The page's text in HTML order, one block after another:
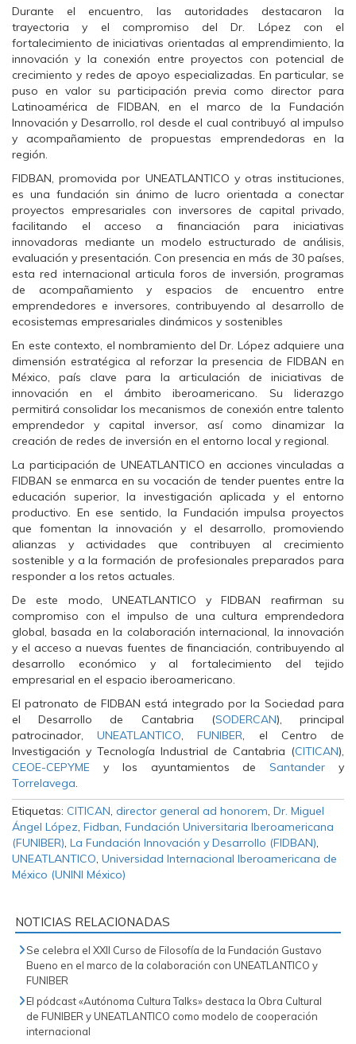
o
k
(
S
e
a
b
e
e
u
n
a
v
n
a
n
a
n
u
e
v
a
)
r
(
S
e
a
b
r
e
n
n
a
v
t
n
u
e
v
a
)
p
S
e
a
b
e
e
u
n
a
n
t
a
n
u
e
v
a
)
Durante el encuentro, las autoridades destacaron la
trayectoria y el compromiso del Dr. López con el
fortalecimiento de iniciativas orientadas al emprendimiento, la
innovación y la conexión entre proyectos con potencial de
crecimiento y redes de apoyo especializadas. En particular, se
puso en valor su participación previa como director para
Latinoamérica de FIDBAN, en el marco de la Fundación
Innovación y Desarrollo, rol desde el cual contribuyó al impulso
y acompañamiento de propuestas emprendedoras en la
región.
FIDBAN, promovida por UNEATLANTICO y otras instituciones,
es una fundación sin ánimo de lucro orientada a conectar
proyectos empresariales con inversores de capital privado,
facilitando el acceso a financiación para iniciativas
innovadoras mediante un modelo estructurado de análisis,
evaluación y presentación. Con presencia en más de 30 países,
esta red internacional articula foros de inversión, programas
de acompañamiento y espacios de encuentro entre
emprendedores e inversores, contribuyendo al desarrollo de
ecosistemas empresariales dinámicos y sostenibles
En este contexto, el nombramiento del Dr. López adquiere una
dimensión estratégica al reforzar la presencia de FIDBAN en
México, país clave para la articulación de iniciativas de
innovación en el ámbito iberoamericano. Su liderazgo
permitirá consolidar los mecanismos de conexión entre talento
emprendedor y capital inversor, así como dinamizar la
creación de redes de inversión en el entorno local y regional.
La participación de UNEATLANTICO en acciones vinculadas a
FIDBAN se enmarca en su vocación de tender puentes entre la
educación superior, la investigación aplicada y el entorno
productivo. En ese sentido, la Fundación impulsa proyectos
que fomentan la innovación y el desarrollo, promoviendo
alianzas y actividades que contribuyen al crecimiento
sostenible y a la formación de profesionales preparados para
responder a los retos actuales.
De este modo, UNEATLANTICO y FIDBAN reafirman su
compromiso con el impulso de una cultura emprendedora
global, basada en la colaboración internacional, la innovación
y el acceso a nuevas fuentes de financiación, contribuyendo al
desarrollo económico y al fortalecimiento del tejido
empresarial en el espacio iberoamericano.
El patronato de FIDBAN está integrado por la Sociedad para
el Desarrollo de Cantabria (SODERCAN), principal
patrocinador,UNEATLANTICO,FUNIBER, el Centro de
Investigación y Tecnología Industrial de Cantabria (CITICAN),
CEOE-CEPYME y los ayuntamientos deSantandery
Torrelavega.
Etiquetas: CITICAN, director general ad honorem, Dr. Miguel
Ángel López, Fidban, Fundación Universitaria Iberoamericana
(FUNIBER), La Fundación Innovación y Desarrollo (FIDBAN),
UNEATLANTICO, Universidad Internacional Iberoamericana de
México (UNINI México)
NOTICIAS RELACIONADAS
Se celebra el XXII Curso de Filosofía de la Fundación Gustavo
Bueno en el marco de la colaboración con UNEATLANTICO y
FUNIBER
El pódcast «Autónoma Cultura Talks» destaca la Obra Cultural
de FUNIBER y UNEATLANTICO como modelo de cooperación
internacional